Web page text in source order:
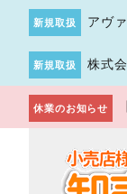
新規取扱 アヴ
新規取扱 株式
休業のお知らせ